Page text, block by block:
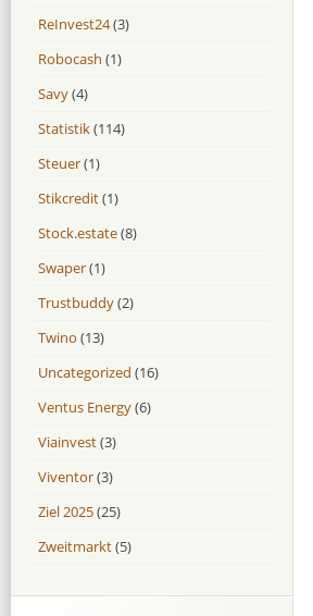
ReInvest24(3)
Robocash (1)
Savy(4)
Statistik(114)
Steuer(1)
Stikcredit(1)
Stock.estate(8)
Swaper(1)
Trustbuddy(2)
Twino (13)
Uncategorized (16)
Ventus Energy(6)
Viainvest(3)
Viventor(3)
Ziel 2025(25)
Zweitmarkt(5)